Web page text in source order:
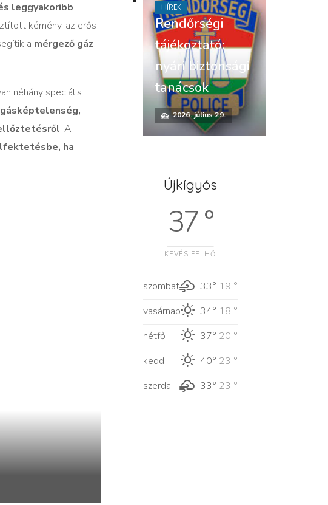
leggyakoribb
kémény, az erős
a mérgező gáz
néhány speciális
. A
ha
Rendőrségi
tájékoztató:
nyári biztonsági
tanácsok
2026. július 29.
HÍREK
Újkígyós
37 °
KEVÉS FELHŐ
szombat 33° 19 °
vasárnap
34° 18 °
hétfő
37° 20 °
kedd
40° 23 °
szerda
33° 23 °